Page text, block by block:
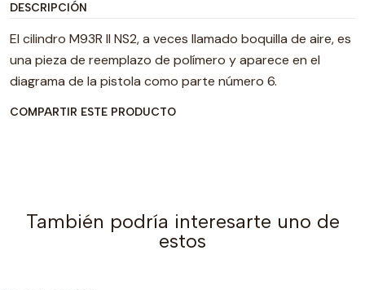
DESCRIPCIÓN
El cilindro M93R II NS2, a veces llamado boquilla de aire, es
una pieza de reemplazo de polímero y aparece en el
diagrama de la pistola como parte número 6.
COMPARTIR ESTE PRODUCTO
También podría interesarte uno de
estos